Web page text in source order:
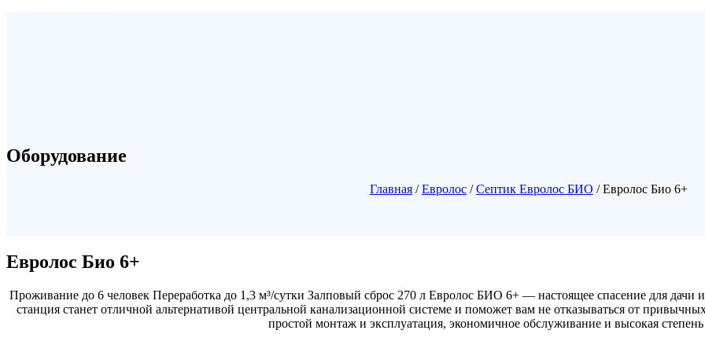
Оборудование
Главная /Евролос /Септик Евролос БИО / Евролос Био 6+
Евролос Био 6+
Проживание до 6 человек Переработка до 1,3 м³/сутки Залповый сброс 270 л Евролос БИО 6+ — настоящее спасение для дачи
станция станет отличной альтернативой центральной канализационной системе и поможет вам не отказываться от
простой монтаж и эксплуатация, экономичное обслуживание и высокая